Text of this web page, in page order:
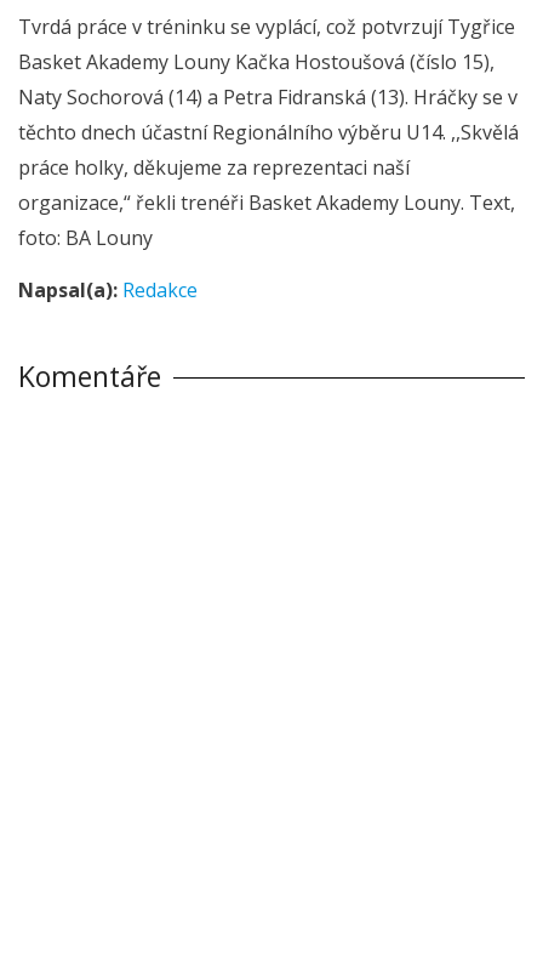
Tvrdá práce v tréninku se vyplácí, což potvrzují Tygřice
Basket Akademy Louny Kačka Hostoušová (číslo 15),
Naty Sochorová (14) a Petra Fidranská (13). Hráčky se v
těchto dnech účastní Regionálního výběru U14. ,,Skvělá
práce holky, děkujeme za reprezentaci naší
organizace,“ řekli trenéři Basket Akademy Louny. Text,
foto: BA Louny
Napsal(a): Redakce
Komentáře